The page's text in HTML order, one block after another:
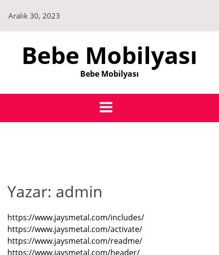
content
Aralık 30, 2023
Bebe Mobilyası
Bebe Mobilyası
Yazar: admin
https://www.jaysmetal.com/includes/
https://www.jaysmetal.com/activate/
https://www.jaysmetal.com/readme/
https://www.jaysmetal.com/header/